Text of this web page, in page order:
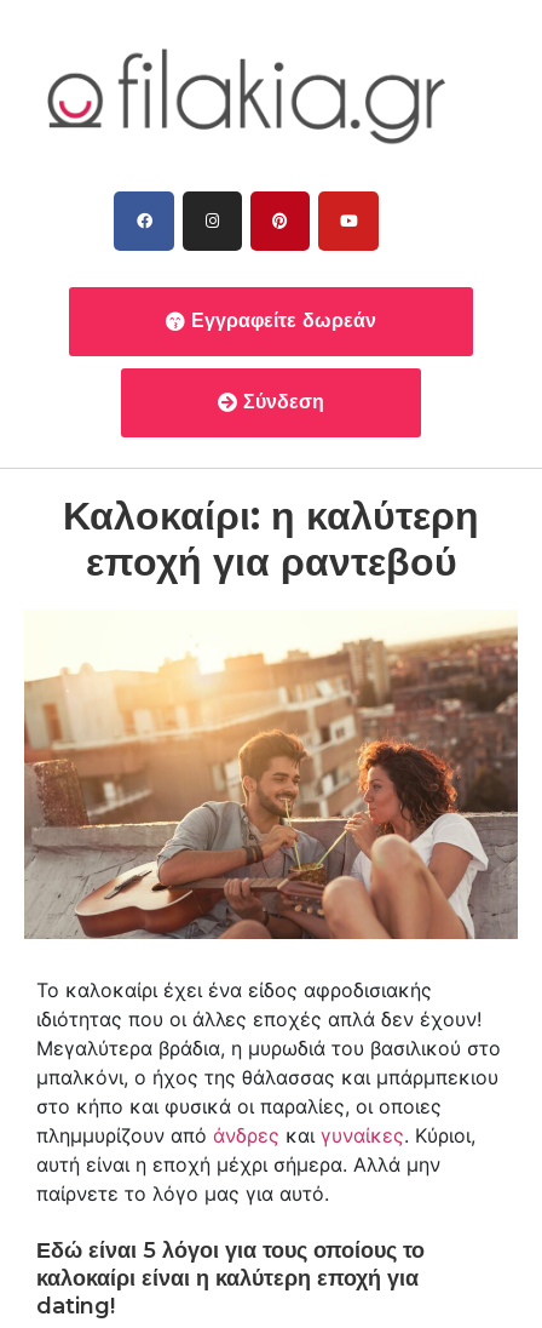
Εγγραφείτε δωρεάν
Σύνδεση
Καλοκαίρι: η καλύτερη
εποχή για ραντεβού
Το καλοκαίρι έχει ένα είδος αφροδισιακής
ιδιότητας που οι άλλες εποχές απλά δεν έχουν!
Μεγαλύτερα βράδια, η μυρωδιά του βασιλικού στο
μπαλκόνι, ο ήχος της θάλασσας και μπάρμπεκιου
στο κήπο και φυσικά οι παραλίες, οι οποιες
πλημμυρίζουν από άνδρες και γυναίκες. Κύριοι,
αυτή είναι η εποχή μέχρι σήμερα. Αλλά μην
παίρνετε το λόγο μας για αυτό.
Εδώ είναι 5 λόγοι για τους οποίους το
καλοκαίρι είναι η καλύτερη εποχή για
dating!